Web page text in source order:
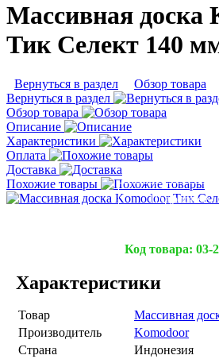
Массивная доска
Тик Селект 140
Вернуться в раздел Обзор товара
Вернуться в раздел
Обзор товара
Описание
Характеристики
Оплата
Доставка
Похожие товары
Подробнее
Код товара: 03-
Характеристики
Товар
Массивная
Производитель
Komodoor
Страна
Индонезия